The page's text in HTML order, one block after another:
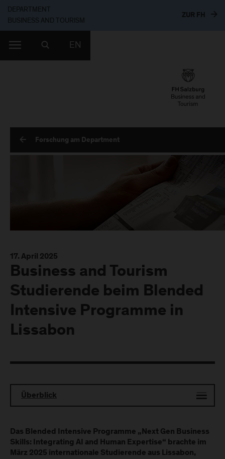
DEPARTMENT
BUSINESS AND TOURISM
ZUR FH ZUR
EN
Forschung am Department
17. April 2025
Business and Tourism
Studierende beim Blended
Intensive Programme in
Lissabon
Überblick
Das Blended Intensive Programme „Next Gen Business
Skills: Integrating AI and Human Expertise“ brachte im
März 2025 internationale Studierende aus Lissabon,